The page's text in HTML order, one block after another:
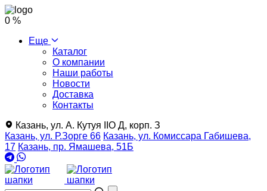
0 %
Еще
Каталог
О компании
Наши работы
Новости
Доставка
Контакты
Казань, ул. А. Кутуя IIO Д, корп. З
Казань, ул. Р.Зорге 66 Казань, ул. Комиссара Габишева,
17 Казань, пр. Ямашева, 51Б